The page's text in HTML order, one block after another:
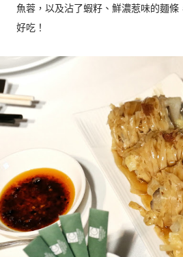
魚蓉，以及沾了蝦籽、鮮濃惹味的麵
好吃！